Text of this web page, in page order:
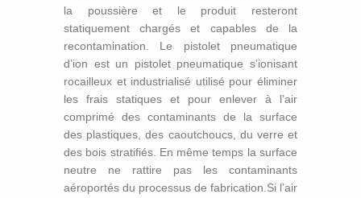
la poussière et le produit resteront
statiquement chargés et capables de la
recontamination. Le pistolet pneumatique
d’ion est un pistolet pneumatique s’ionisant
rocailleux et industrialisé utilisé pour éliminer
les frais statiques et pour enlever à l’air
comprimé des contaminants de la surface
des plastiques, des caoutchoucs, du verre et
des bois stratifiés. En même temps la surface
neutre ne rattire pas les contaminants
aéroportés du processus de fabrication.Si l’air